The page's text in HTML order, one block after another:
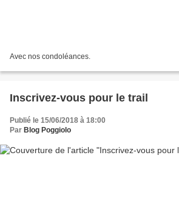
Avec nos condoléances.
Inscrivez-vous pour le trail
Publié le 15/06/2018 à 18:00
Par Blog Poggiolo